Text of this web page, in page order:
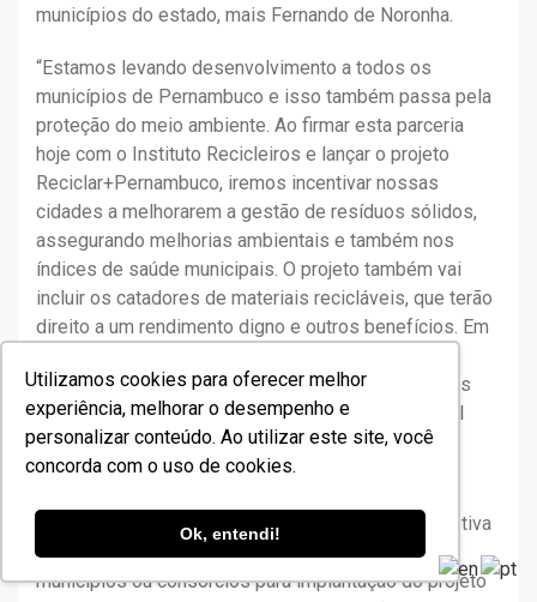
Utilizamos cookies para oferecer melhor
experiência, melhorar o desempenho e
personalizar conteúdo. Ao utilizar este site, você
concorda com o uso de cookies.
Ok, entendi!
municípios do estado, mais Fernando de Noronha.
“Estamos levando desenvolvimento a todos os
municípios de Pernambuco e isso também passa pela
proteção do meio ambiente. Ao firmar esta parceria
hoje com o Instituto Recicleiros e lançar o projeto
Reciclar+Pernambuco, iremos incentivar nossas
cidades a melhorarem a gestão de resíduos sólidos,
assegurando melhorias ambientais e também nos
índices de saúde municipais. O projeto também vai
incluir os catadores de materiais recicláveis, que terão
direito a um rendimento digno e outros benefícios. Em
dadas com a justiça social e o cuidado com aqueles
que mais precisam”, enfatiza a governadora Raquel
Lyra.
desenvolvimento da política pública de coleta seletiva
e reciclagem, a iniciativa vai selecionar quatro
municípios ou consórcios para implantação do projeto